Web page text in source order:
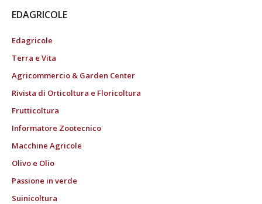
EDAGRICOLE
Edagricole
Terra e Vita
Agricommercio & Garden Center
Rivista di Orticoltura e Floricoltura
Frutticoltura
Informatore Zootecnico
Macchine Agricole
Olivo e Olio
Passione in verde
Suinicoltura